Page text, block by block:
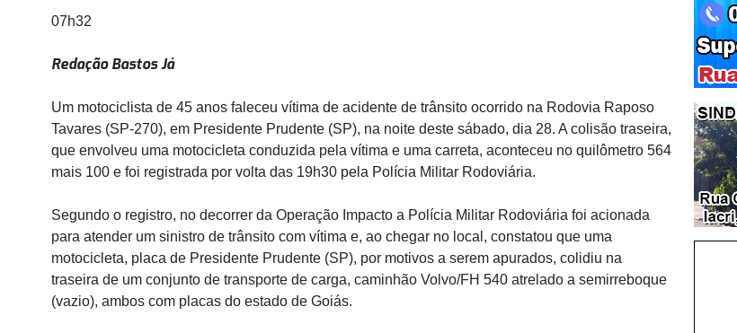
07h32
Redação Bastos Já
Um motociclista de 45 anos faleceu vítima de acidente de trânsito ocorrido na Rodovia Raposo
Tavares (SP-270), em Presidente Prudente (SP), na noite deste sábado, dia 28. A colisão traseira,
que envolveu uma motocicleta conduzida pela vítima e uma carreta, aconteceu no quilômetro 564
mais 100 e foi registrada por volta das 19h30 pela Polícia Militar Rodoviária.
Segundo o registro, no decorrer da Operação Impacto a Polícia Militar Rodoviária foi acionada
para atender um sinistro de trânsito com vítima e, ao chegar no local, constatou que uma
motocicleta, placa de Presidente Prudente (SP), por motivos a serem apurados, colidiu na
traseira de um conjunto de transporte de carga, caminhão Volvo/FH 540 atrelado a semirreboque
(vazio), ambos com placas do estado de Goiás.